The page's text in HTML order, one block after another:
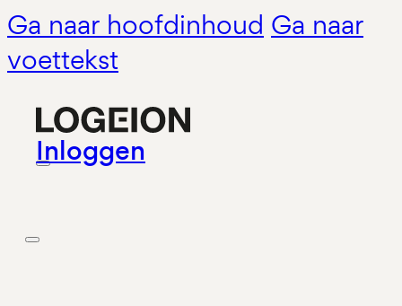
Ga naar hoofdinhoud Ga naar
voettekst
Inloggen